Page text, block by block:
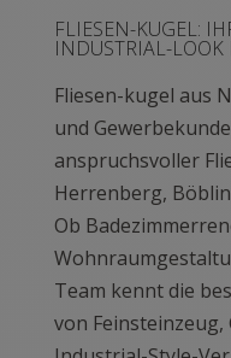
FLIESEN-KUGEL:
INDUSTRIAL-LOOK
Fliesen-kugel aus
und
anspruchsvoller
Herrenberg,
Ob
Team kennt die
von